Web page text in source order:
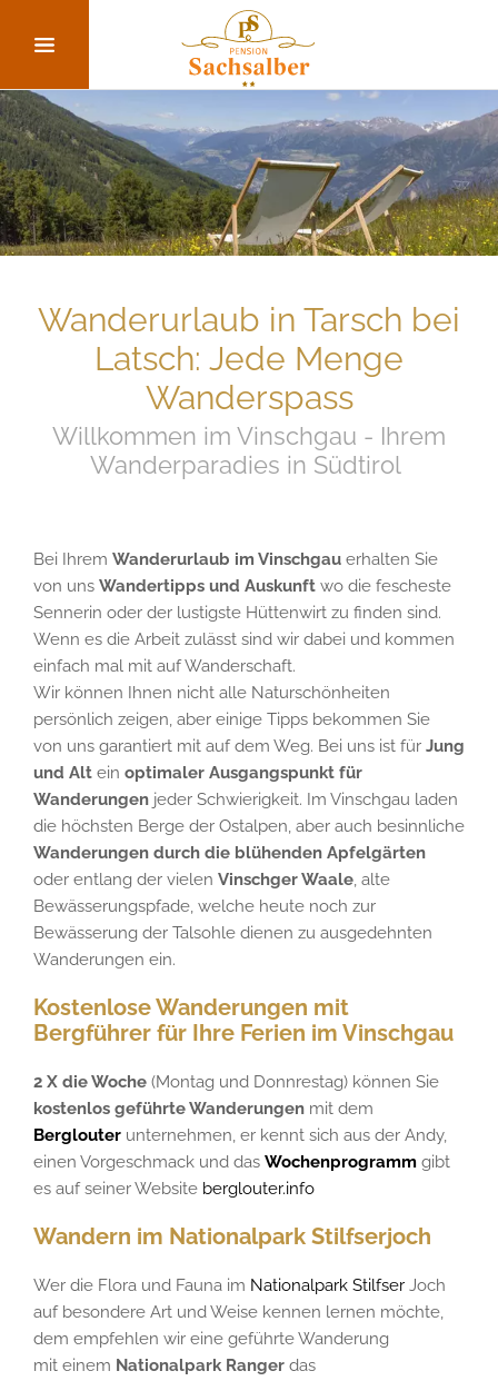
Wanderurlaub in Tarsch bei
Latsch: Jede Menge
Wanderspass
Willkommen im Vinschgau - Ihrem
Wanderparadies in Südtirol
Bei Ihrem Wanderurlaub im Vinschgau erhalten Sie
von uns Wandertipps und Auskunft wo die fescheste
Sennerin oder der lustigste Hüttenwirt zu finden sind.
Wenn es die Arbeit zulässt sind wir dabei und kommen
einfach mal mit auf Wanderschaft.
Wir können Ihnen nicht alle Naturschönheiten
persönlich zeigen, aber einige Tipps bekommen Sie
von uns garantiert mit auf dem Weg. Bei uns ist für Jung
und Alt ein optimaler Ausgangspunkt für
Wanderungen jeder Schwierigkeit. Im Vinschgau laden
die höchsten Berge der Ostalpen, aber auch besinnliche
Wanderungen durch die blühenden Apfelgärten
oder entlang der vielen Vinschger Waale, alte
Bewässerungspfade, welche heute noch zur
Bewässerung der Talsohle dienen zu ausgedehnten
Wanderungen ein.
Kostenlose Wanderungen mit
Bergführer für Ihre Ferien im Vinschgau
2 X die Woche (Montag und Donnrestag) können Sie
kostenlos geführte Wanderungen mit dem
Berglouter unternehmen, er kennt sich aus der Andy,
einen Vorgeschmack und das Wochenprogramm gibt
es auf seiner Website berglouter.info
Wandern im Nationalpark Stilfserjoch
Wer die Flora und Fauna im Nationalpark Stilfser Joch
auf besondere Art und Weise kennen lernen möchte,
dem empfehlen wir eine geführte Wanderung
mit einem Nationalpark Ranger das